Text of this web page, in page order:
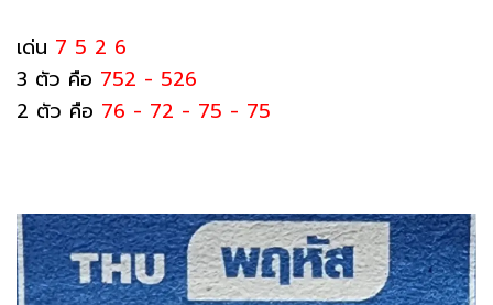
เด่น 7 5 2 6
3 ตัว คือ 752 - 526
2 ตัว คือ 76 - 72 - 75 - 75